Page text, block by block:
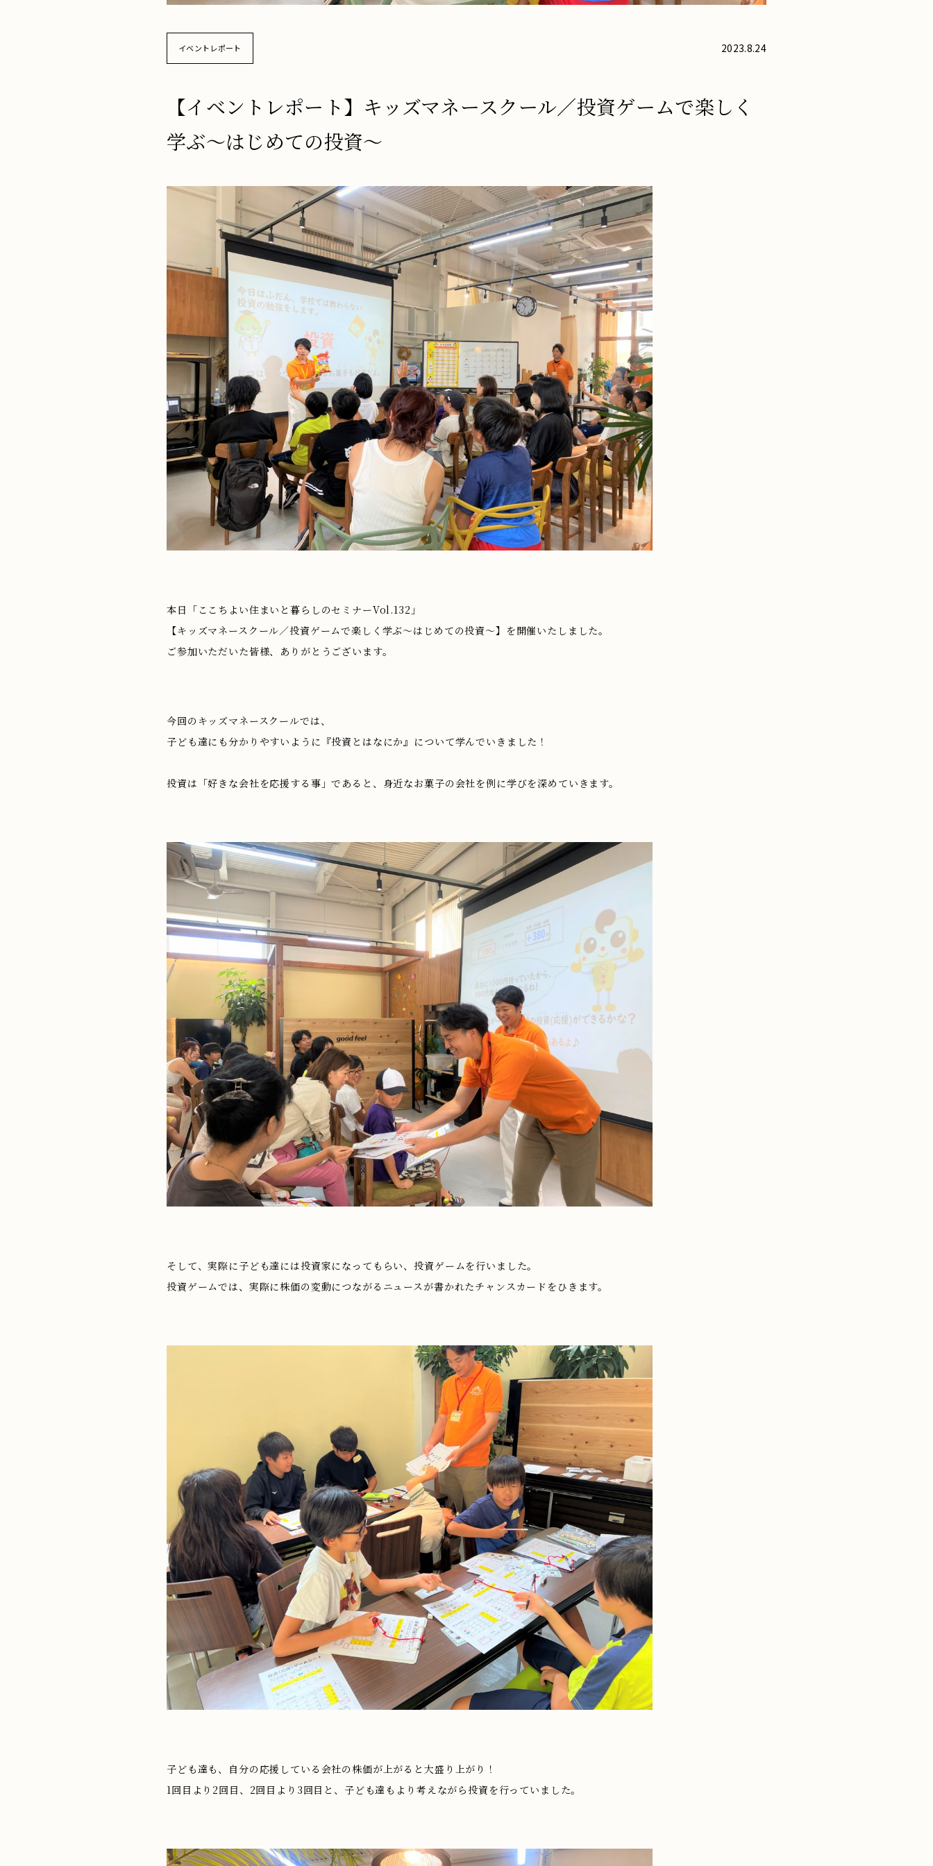
イベントレポート 2023.8.24
【イベントレポート】キッズマネースクール／投資ゲームで楽しく
学ぶ～はじめての投資～
本日「ここちよい住まいと暮らしのセミナーVol.132」
【キッズマネースクール／投資ゲームで楽しく学ぶ～はじめての投資～】を開催いたしました。
ご参加いただいた皆様、ありがとうございます。
今回のキッズマネースクールでは、
子ども達にも分かりやすいように『投資とはなにか』について学んでいきました！
投資は「好きな会社を応援する事」であると、身近なお菓子の会社を例に学びを深めていきます。
そして、実際に子ども達には投資家になってもらい、投資ゲームを行いました。
投資ゲームでは、実際に株価の変動につながるニュースが書かれたチャンスカードをひきます。
子ども達も、自分の応援している会社の株価が上がると大盛り上がり！
1回目より2回目、2回目より3回目と、子ども達もより考えながら投資を行っていました。